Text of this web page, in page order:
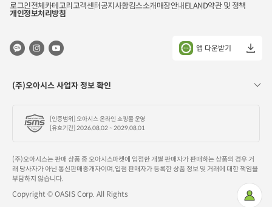
마
로그인전체카테고리고객센터공지사항킴스소개매장안내ELAND약관 및 정책
개인정보처리방침
앱 다운받기
(주)오아시스 사업자 정보 확인
[인증범위] 오아시스 온라인 쇼핑몰 운영
[유효기간] 2026.08.02 ~ 2029.08.01
(주)오아시스는 판매 상품 중 오아시스마켓에 입점한 개별 판매자가 판매하는 상품의 경우 거
래 당사자가 아닌 통신판매중개자이며, 입점 판매자가 등록한 상품 정보 및 거래에 대한 책임을
부담하지 않습니다.
Copyright © OASIS Corp. All Rights